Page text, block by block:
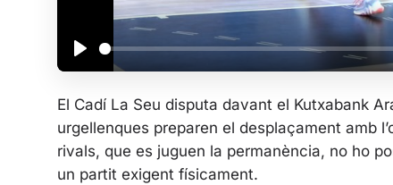
P
a
y
El Cadí La Seu disputa davant el Kutxabank
urgellenques preparen el desplaçament amb
rivals, que es juguen la permanència, no ho
un partit exigent físicament.